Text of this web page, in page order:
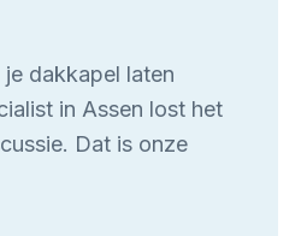
je dakkapel laten
in Assen lost het
Dat is onze